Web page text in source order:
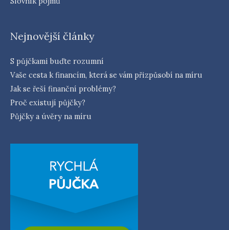
Nejnovější články
S půjčkami buďte rozumní
Vaše cesta k financím, která se vám přizpůsobí na míru
Jak se řeší finanční problémy?
Proč existují půjčky?
Půjčky a úvěry na míru